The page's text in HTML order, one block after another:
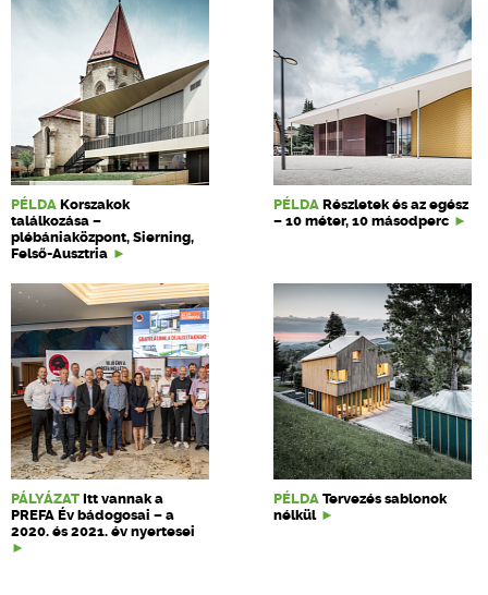
PÉLDA Korszakok
találkozása –
plébániaközpont, Sierning,
Felső-Ausztria
PÉLDA Részletek és az egész
– 10 méter, 10 másodperc
PÁLYÁZAT Itt vannak a
PREFA Év bádogosai – a
2020. és 2021. év nyertesei
PÉLDA Tervezés sablonok
nélkül